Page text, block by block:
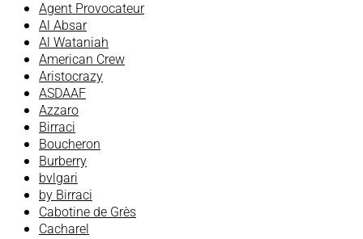
Agent Provocateur
Al Absar
Al Wataniah
American Crew
Aristocrazy
ASDAAF
Azzaro
Birraci
Boucheron
Burberry
bvlgari
by Birraci
Cabotine de Grès
Cacharel